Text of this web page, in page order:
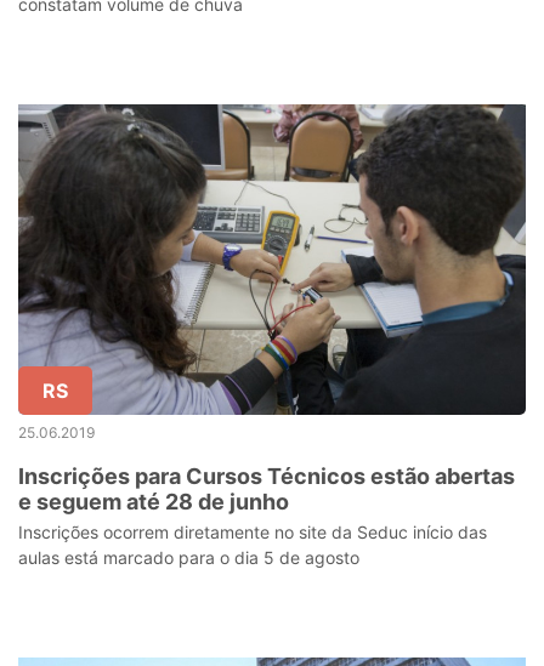
constatam volume de chuva
RS
25.06.2019
Inscrições para Cursos Técnicos estão abertas
e seguem até 28 de junho
Inscrições ocorrem diretamente no site da Seduc início das
aulas está marcado para o dia 5 de agosto